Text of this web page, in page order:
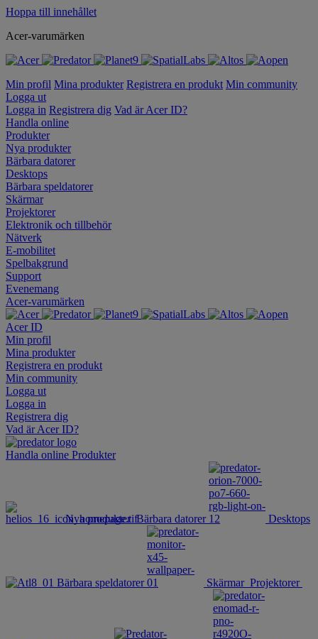
Hoppa till innehållet
Acer-varumärken
Min profil Mina produkter Registrera en produkt Min community
Logga ut
Logga in Registrera dig Vad är Acer ID?
Handla online
Produkter
Nya produkter
Bärbara datorer
Desktops
Bärbara speldatorer
Skärmar
Projektorer
Elektronik och tillbehör
Nätverk
E-mobilitet
Spelbakgrund
Support
Evenemang
Acer-varumärken
Acer ID
Min profil
Mina produkter
Registrera en produkt
Min community
Logga ut
Logga in
Registrera dig
Vad är Acer ID?
Handla online Produkter
Nya produkter Bärbara datorer Desktops
Bärbara speldatorer Skärmar Projektorer